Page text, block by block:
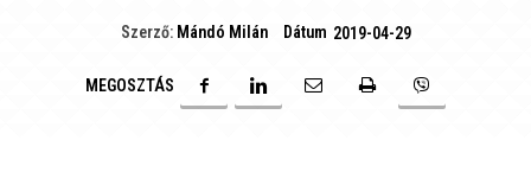
Szerző: Mándó Milán Dátum 2019-04-29
MEGOSZTÁS